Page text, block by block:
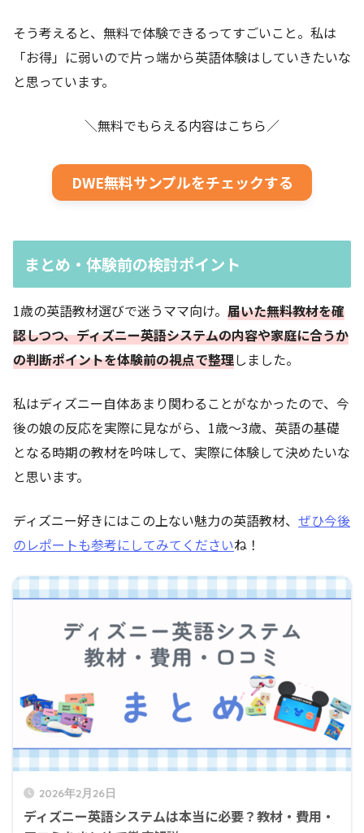
そう考えると、無料で体験できるってすごいこと。私は
「お得」に弱いので片っ端から英語体験はしていきたいな
と思っています。
＼無料でもらえる内容はこちら／
DWE無料サンプルをチェックする
まとめ・体験前の検討ポイント
1歳の英語教材選びで迷うママ向け。 届いた無料教材を確
認しつつ、ディズニー英語システムの内容や家庭に合うか
の判断ポイントを体験前の視点で整理しました。
私はディズニー自体あまり関わることがなかったので、今
後の娘の反応を実際に見ながら、1歳～3歳、英語の基礎
となる時期の教材を吟味して、実際に体験して決めたいな
と思います。
ディズニー好きにはこの上ない魅力の英語教材、 ぜひ今後
のレポートも参考にしてみてくださいね！
2026年2月26日
ディズニー英語システムは本当に必要？教材・費用・